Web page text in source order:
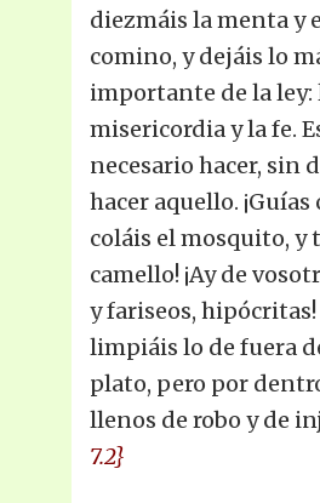
diezmáis la menta y
comino, y dejáis lo
importante de la ley:
misericordia y la fe.
necesario hacer, sin
hacer aquello. ¡Guías
coláis el mosquito, y
camello! ¡Ay de
y fariseos,
limpiáis lo de fuera
plato, pero por
llenos de robo y de
7.2}